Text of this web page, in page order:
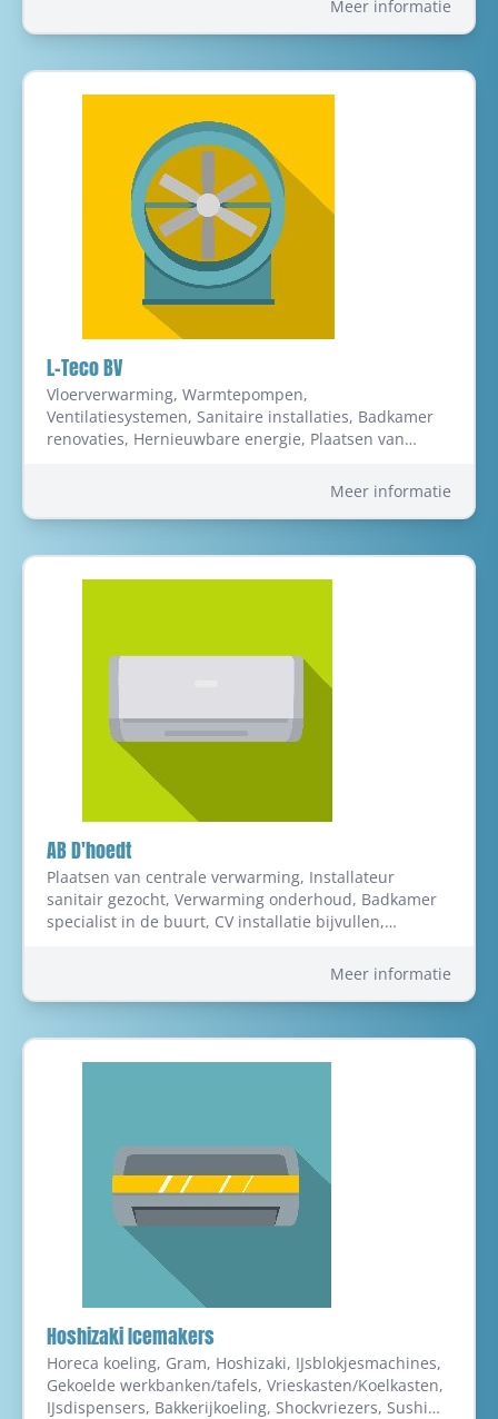
Installaties in Genk
Meer informatie
L-Teco BV
Vloerverwarming, Warmtepompen,
Ventilatiesystemen, Sanitaire installaties, Badkamer
renovaties, Hernieuwbare energie, Plaatsen van
verwarming, Plaatsen van ketels, CentraleMeer informatie
AB D'hoedt
Plaatsen van centrale verwarming, Installateur
sanitair gezocht, Verwarming onderhoud, Badkamer
specialist in de buurt, CV installatie bijvullen,
Verwarmingsketel laten nakijken, Onderhoud en
verwarming-onderhoud en herstellingen, Sanitaire
Meer informatie
Hoshizaki Icemakers
Horeca koeling, Gram, Hoshizaki, IJsblokjesmachines,
Gekoelde werkbanken/tafels, Vrieskasten/Koelkasten,
IJsdispensers, Bakkerijkoeling, Shockvriezers, Sushi